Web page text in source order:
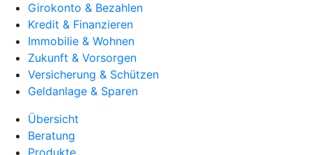
Girokonto & Bezahlen
Kredit & Finanzieren
Immobilie & Wohnen
Zukunft & Vorsorgen
Versicherung & Schützen
Geldanlage & Sparen
Übersicht
Beratung
Produkte